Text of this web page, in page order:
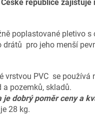
republice zajišťuje
poplastované pletivo s
drátů pro jeho menší
vrstvou PVC se používá
a pozemků, skladů.
je dobrý poměr ceny a
28 kg.